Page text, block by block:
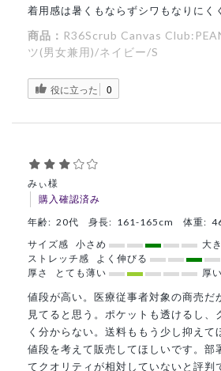
着用感は暑くもならずシワもなりにく
商品： R36Scrub Canvas
ツ(男女兼用)/ネイビー/S
役に立った 0
みぃ様
購入確認済み
年齢: 20代 身長: 161-165cm 体重:
サイズ感
小さめ
大
ストレッチ感
よく伸びる
厚さ
とても薄い 厚い
値段が高い。医療従事者対象の商売だ
見てると思う。ポケットも透けるし、
く分からない。送料ももう少し抑えて
値段を考えて販売してほしいです。部
てクオリティが相対していないと評判